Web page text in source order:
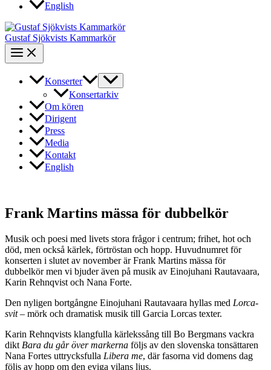
English
Gustaf Sjökvists Kammarkör
Konserter
Konsertarkiv
Om kören
Dirigent
Press
Media
Kontakt
English
Frank Martins mässa för dubbelkör
Musik och poesi med livets stora frågor i centrum; frihet, hot och
död, men också kärlek, förtröstan och hopp. Huvudnumret för
konserten i slutet av november är Frank Martins mässa för
dubbelkör men vi bjuder även på musik av Einojuhani Rautavaara,
Karin Rehnqvist och Nana Forte.
Den nyligen bortgångne Einojuhani Rautavaara hyllas med Lorca-
svit– mörk och dramatisk musik till Garcia Lorcas texter.
Karin Rehnqvists klangfulla kärlekssång till Bo Bergmans vackra
dikt Bara du går över markerna följs av den slovenska tonsättaren
Nana Fortes uttrycksfulla Libera me, där fasorna vid domens dag
följs av hopp om den eviga vilans ljus.